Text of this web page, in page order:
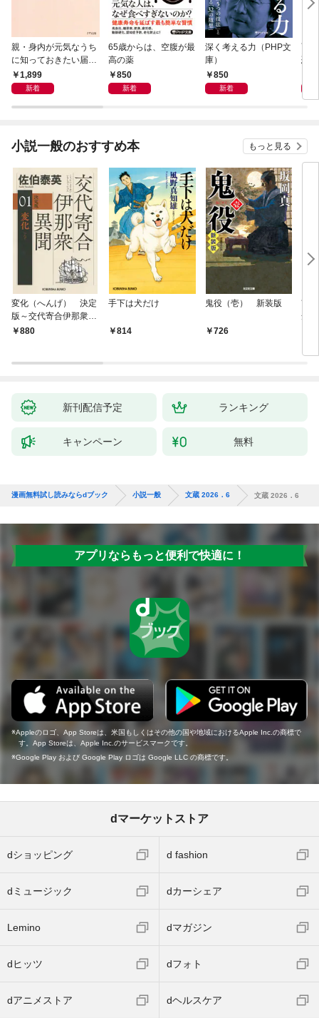
親・身内が元気なうち
に知っておきたい届
出・手続きの準備（き
ずな出版）
1,899
新着
65歳からは、空腹が最
高の薬
850
新着
深く考える力（PHP文
庫）
850
新着
面
恐
小説一般のおすすめ本 もっと見る
変化（へんげ） 決定
版～交代寄合伊那衆異
聞（1）～
880
手下は犬だけ
814
鬼役（壱） 新装版
726
南
舟
新刊配信予定 ランキング
キャンペーン 無料
漫画無料試し読みならdブック 小説一般 文蔵 2026．6 文蔵 2026．6
アプリならもっと便利で快適に！
Appleのロゴ、App Storeは、米国もしくはその他の国や地域におけるApple Inc.の商標で
す。App Storeは、Apple Inc.のサービスマークです。
Google Play および Google Play ロゴは Google LLC の商標です。
dマーケットストア
dショッピング d fashion
dミュージック dカーシェア
Lemino dマガジン
dヒッツ dフォト
dアニメストア dヘルスケア